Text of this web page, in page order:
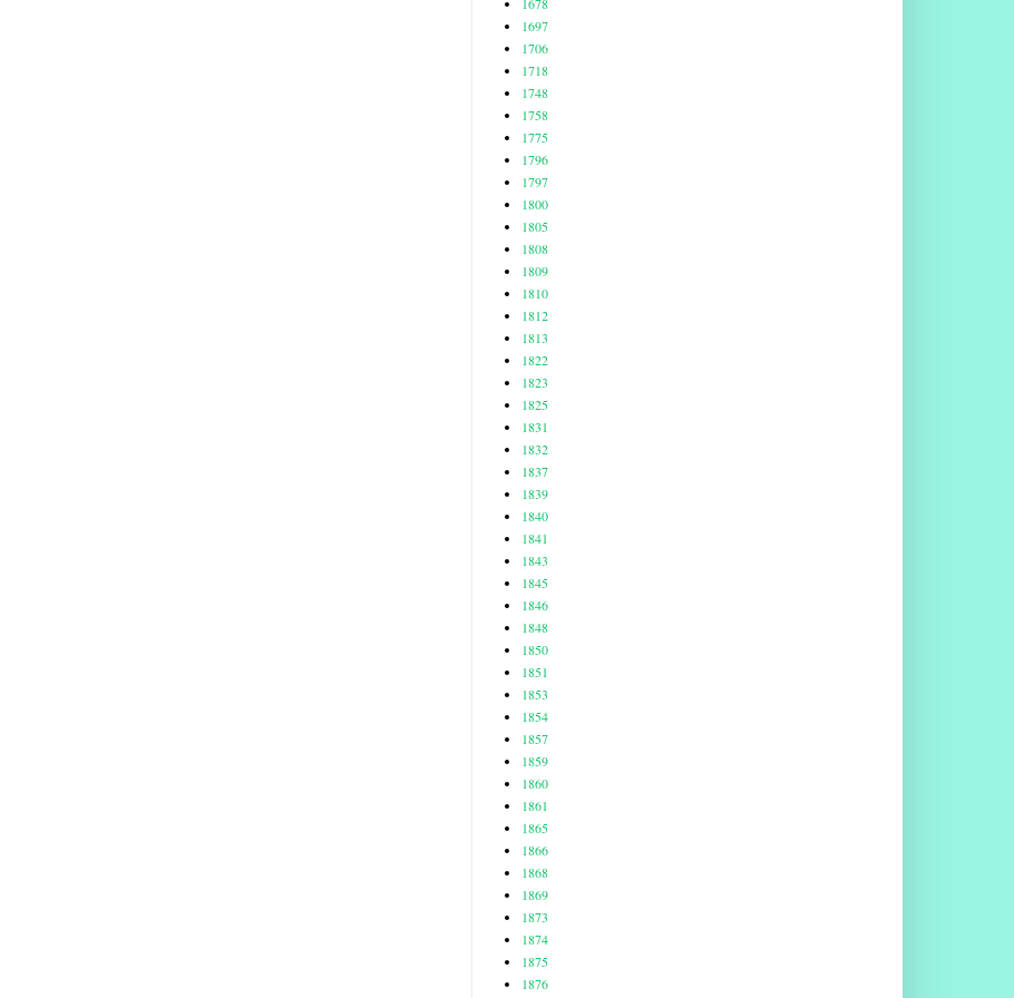
1697
1706
1718
1748
1758
1775
1796
1797
1800
1805
1808
1809
1810
1812
1813
1822
1823
1825
1831
1832
1837
1839
1840
1841
1843
1845
1846
1848
1850
1851
1853
1854
1857
1859
1860
1861
1865
1866
1868
1869
1873
1874
1875
1876